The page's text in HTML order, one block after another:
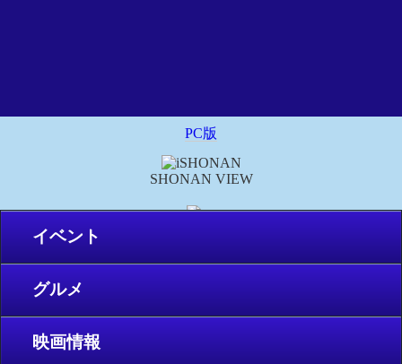
PC版
SHONAN VIEW
イベント
グルメ
映画情報